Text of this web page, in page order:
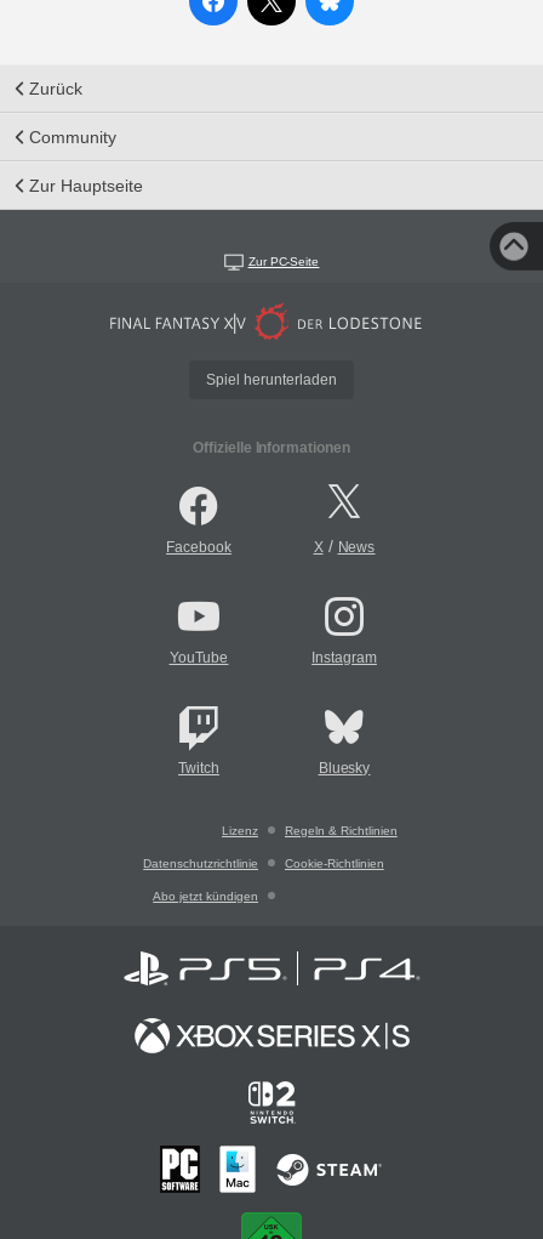
Zurück
Community
Zur Hauptseite
Zur PC-Seite
Spiel herunterladen
Offizielle Informationen
Facebook X/ News
YouTube Instagram
Twitch Bluesky
Lizenz Regeln & Richtlinien
Datenschutzrichtlinie Cookie-Richtlinien
Abo jetzt kündigen